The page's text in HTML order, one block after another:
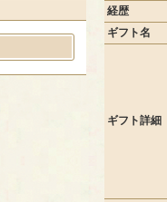
経歴
ギフト名
ギフト詳細